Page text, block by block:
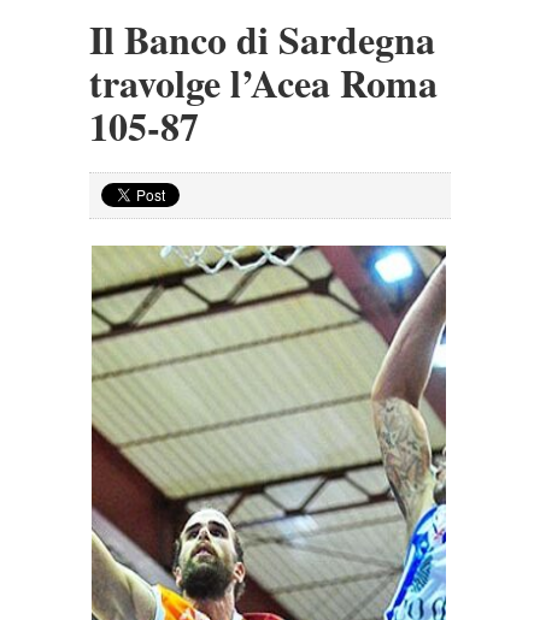
Il Banco di Sardegna
travolge l’Acea Roma
105-87